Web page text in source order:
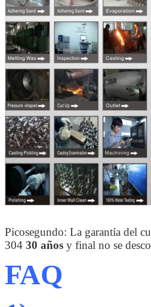
Picosegundo: La garantía del
304 30 años y final no se
FAQ